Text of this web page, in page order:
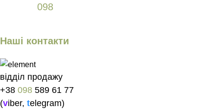
098589 61 77
Наші контакти
відділ продажу
+38 098 589 61 77
(viber, telegram)